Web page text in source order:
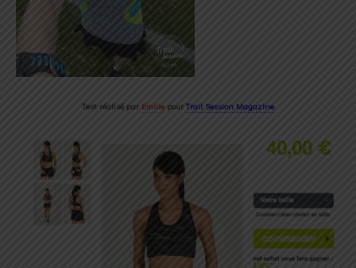
Test réalisé par EmiliepourTrail Session Magazine